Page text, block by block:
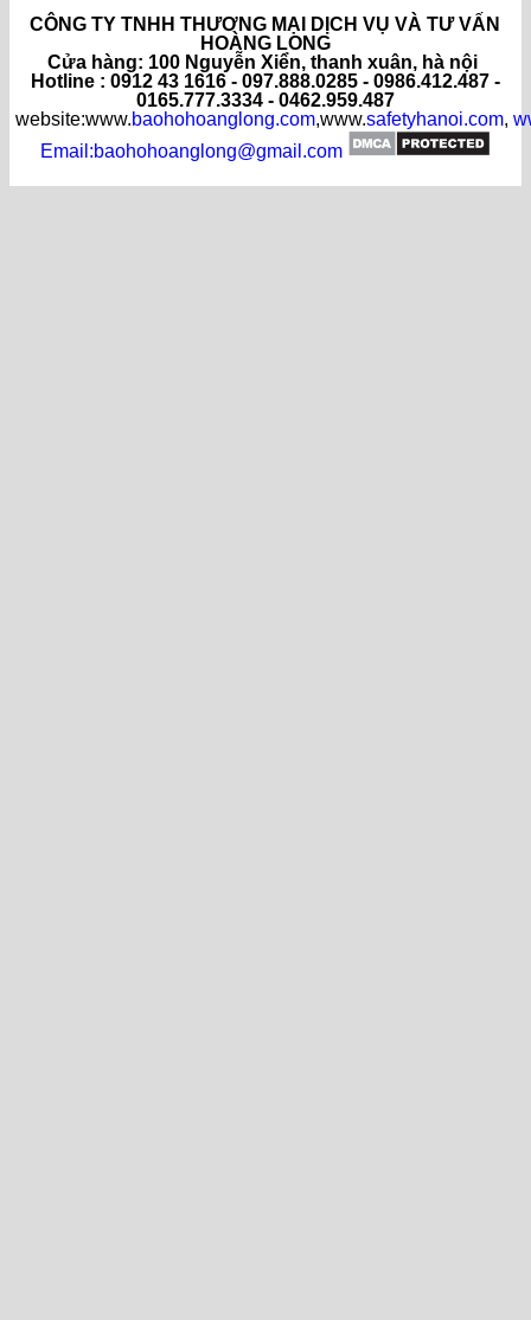
CÔNG TY TNHH THƯƠNG MẠI DỊCH VỤ VÀ TƯ VẤN
HOÀNG LONG
Cửa hàng: 100 Nguyễn Xiển, thanh xuân, hà nội
Hotline : 0912 43 1616 - 097.888.0285 - 0986.412.487 -
0165.777.3334 - 0462.959.487
website:www.baohohoanglong.com,www.safetyhanoi.com,
Email:baohohoanglong@gmail.com